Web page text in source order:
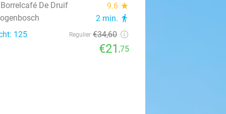
Borrelcafé De Druif
9.6 star
2 min. directions_walk
125 Regulier €34,60
€21 ,75